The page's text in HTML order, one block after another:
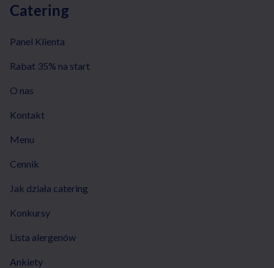
Catering
Panel Klienta
Rabat 35% na start
O nas
Kontakt
Menu
Cennik
Jak działa catering
Konkursy
Lista alergenów
Ankiety